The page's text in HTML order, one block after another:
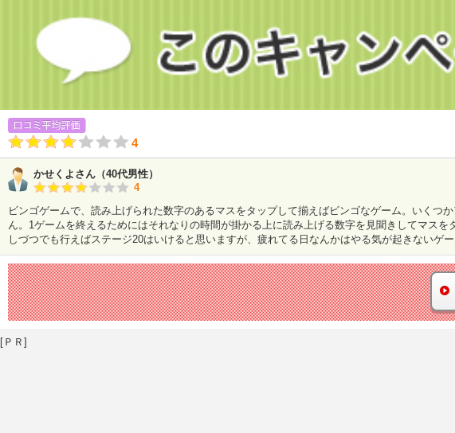
4
かせくよさん（40代男性）
4
ビンゴゲームで、読み上げられた数字のあるマスをタップして揃えばビンゴなゲーム。いく
ん。1ゲームを終えるためにはそれなりの時間が掛かる上に読み上げる数字を見聞きしてマス
しづつでも行えばステージ20はいけると思いますが、疲れてる日なんかはやる気が起きないゲー
[ＰＲ]